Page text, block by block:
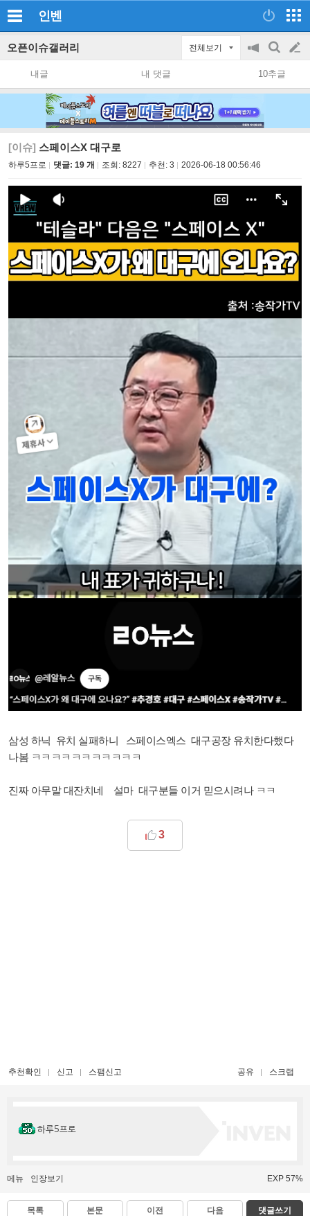
인벤
오픈이슈갤러리 전체보기
공
지
on/off
검
색
글
쓰
내글 내 댓글 10추글
[이슈] 스페이스X 대구로
하루5프로 댓글: 19 개 조회: 8227 추천: 3 2026-06-18 00:56:46
삼성 하닉 유치 실패하니 스페이스엑스 대구공장 유치한다했다
나봄 ㅋㅋㅋㅋㅋㅋㅋㅋㅋㅋㅋ
진짜 아무말 대잔치네 설마 대구분들 이거 믿으시려나 ㅋㅋ
3
추천확인 신고 스팸신고 공유 스크랩
하루5프로
메뉴 인장보기 EXP 57%
목록 본문 이전 다음 댓글쓰기